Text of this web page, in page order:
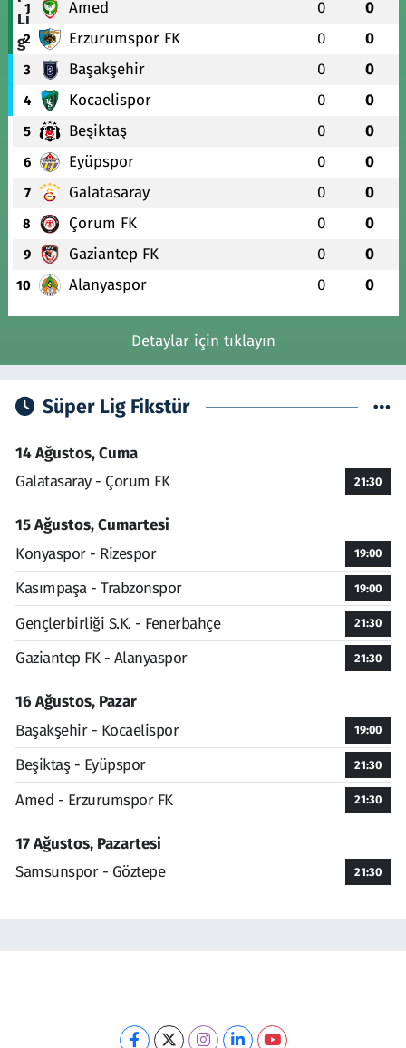
1 Amed 0 0
2 Erzurumspor FK 0 0
3 Başakşehir 0 0
4 Kocaelispor 0 0
5 Beşiktaş 0 0
6 Eyüpspor 0 0
7 Galatasaray 0 0
8 Çorum FK 0 0
9 Gaziantep FK 0 0
10 Alanyaspor 0 0
Detaylar için tıklayın
Süper Lig Fikstür
14 Ağustos, Cuma
Galatasaray - Çorum FK
21:30
15 Ağustos, Cumartesi
Konyaspor - Rizespor
19:00
Kasımpaşa - Trabzonspor 19:00
Gençlerbirliği S.K. - Fenerbahçe 21:30
Gaziantep FK - Alanyaspor 21:30
16 Ağustos, Pazar
Başakşehir - Kocaelispor
19:00
Beşiktaş - Eyüpspor 21:30
Amed - Erzurumspor FK 21:30
17 Ağustos, Pazartesi
Samsunspor - Göztepe
21:30